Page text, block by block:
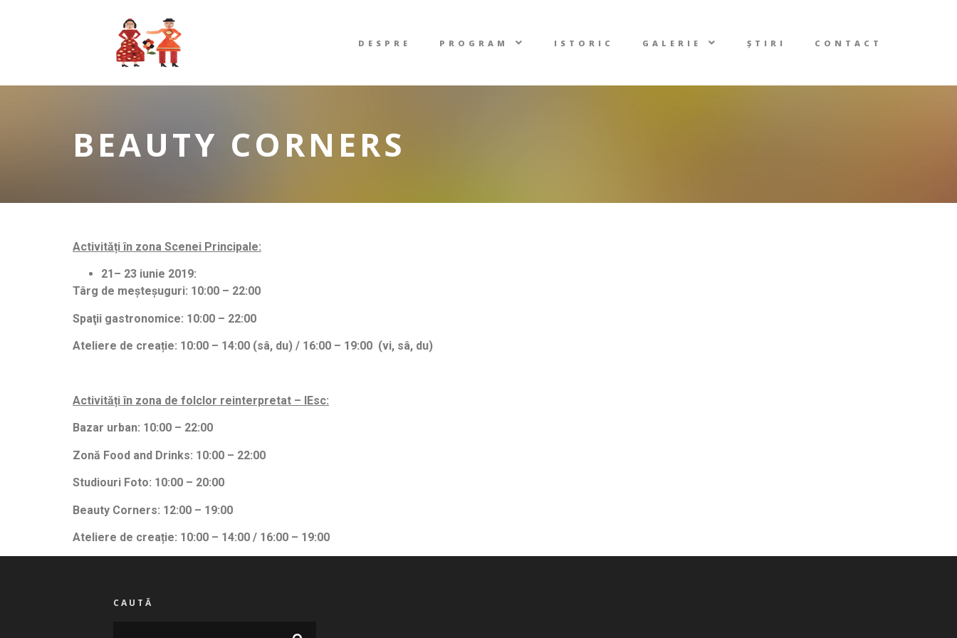
DESPRE PROGRAM ISTORIC GALERIE ȘTIRI CONTACT
BEAUTY CORNERS
Activități în zona Scenei Principale:
21– 23 iunie 2019:
Târg de meșteșuguri: 10:00 – 22:00
Spaţii gastronomice: 10:00 – 22:00
Ateliere de creație: 10:00 – 14:00 (sâ, du) / 16:00 – 19:00 (vi, sâ, du)
Activități în zona de folclor reinterpretat – IEsc:
Bazar urban: 10:00 – 22:00
Zonă Food and Drinks: 10:00 – 22:00
Studiouri Foto: 10:00 – 20:00
Beauty Corners: 12:00 – 19:00
Ateliere de creație: 10:00 – 14:00 / 16:00 – 19:00
CAUTĂ